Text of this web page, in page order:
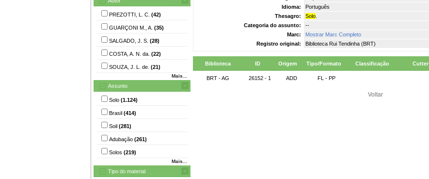
PREZOTTI, L. C. (42)
GUARÇONI M., A. (35)
SALGADO, J. S. (28)
COSTA, A. N. da. (22)
SOUZA, J. L. de. (21)
Mais...
Assunto
Solo (1.124)
Brasil (414)
Soil (281)
Adubação (261)
Solos (219)
Mais...
Tipo do material
Idioma:
Português
Thesagro:
Solo
Categoria do assunto:
--
Marc:
Mostrar Marc Completo
Registro original:
Biblioteca Rui Tendinha (BRT)
Biblioteca ID Origem Tipo/Formato Classificação Cutter
BRT - AG 26152 - 1 ADD FL - PP
Voltar